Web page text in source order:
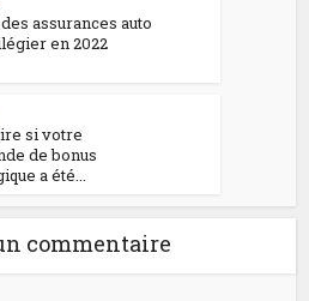
assurances auto
en 2022
si votre
de bonus
a été...
commentaire